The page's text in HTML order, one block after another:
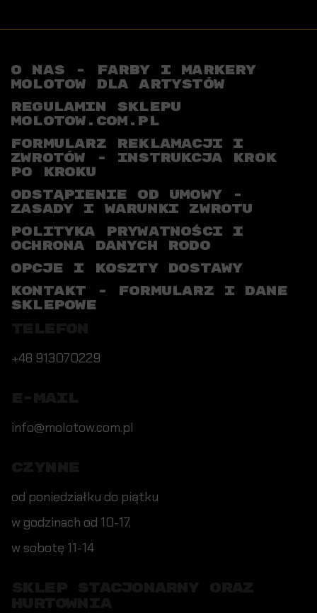
O NAS - FARBY I MARKERY
MOLOTOW DLA ARTYSTÓW
REGULAMIN SKLEPU
MOLOTOW.COM.PL
FORMULARZ REKLAMACJI I
ZWROTÓW - INSTRUKCJA KROK
PO KROKU
ODSTĄPIENIE OD UMOWY -
ZASADY I WARUNKI ZWROTU
POLITYKA PRYWATNOŚCI I
OCHRONA DANYCH RODO
OPCJE I KOSZTY DOSTAWY
KONTAKT - FORMULARZ I DANE
SKLEPOWE
+48 913070229
info@molotow.com.pl
od poniedziałku do piątku
w godzinach od 10-17,
w sobotę 11-14